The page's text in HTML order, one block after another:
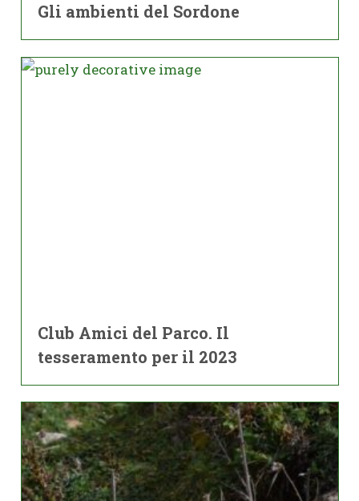
Gli ambienti del Sordone
Club Amici del Parco. Il
tesseramento per il 2023